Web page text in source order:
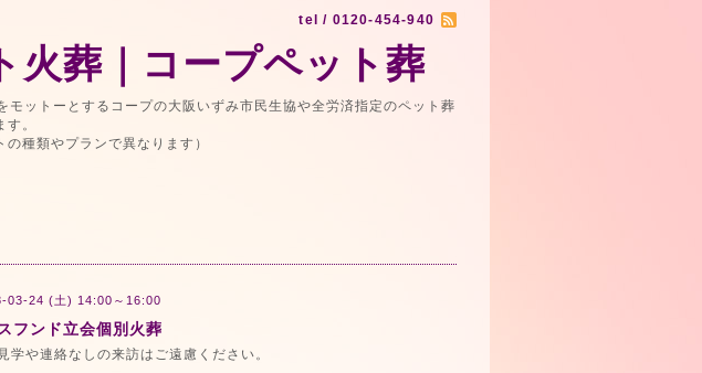
tel / 0120-454-940
火葬｜コープペット葬
ットーとするコープの大阪いずみ市民生協や全労済指定のペット葬
。
種類やプランで異なります）
03-24 (土) 14:00～16:00
フンド立会個別火葬
や連絡なしの来訪はご遠慮ください。